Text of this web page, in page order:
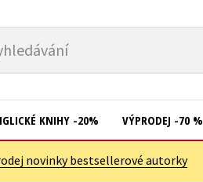
KNIHY -20% VÝPRODEJ -70 %
novinky bestsellerové autorky